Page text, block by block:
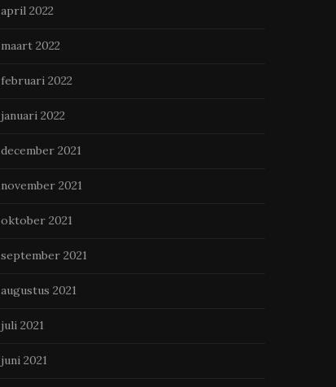
april 2022
maart 2022
februari 2022
januari 2022
december 2021
november 2021
oktober 2021
september 2021
augustus 2021
juli 2021
juni 2021